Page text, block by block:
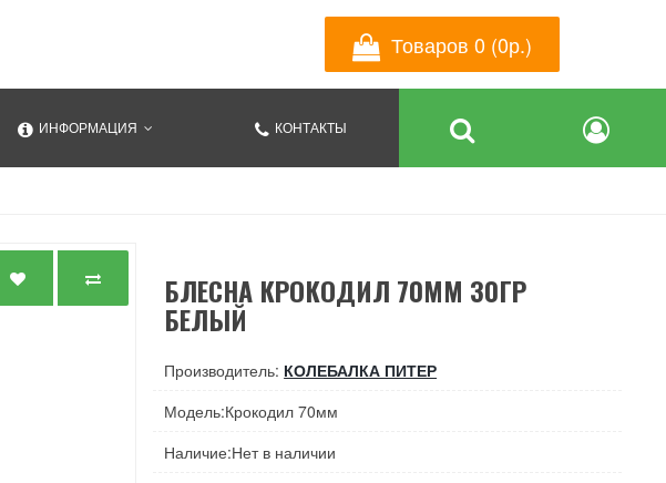
Товаров 0 (0р.)
ИНФОРМАЦИЯ КОНТАКТЫ
БЛЕСНА КРОКОДИЛ 70ММ 30ГР
БЕЛЫЙ
Производитель: КОЛЕБАЛКА ПИТЕР
Модель:Крокодил 70мм
Наличие:Нет в наличии